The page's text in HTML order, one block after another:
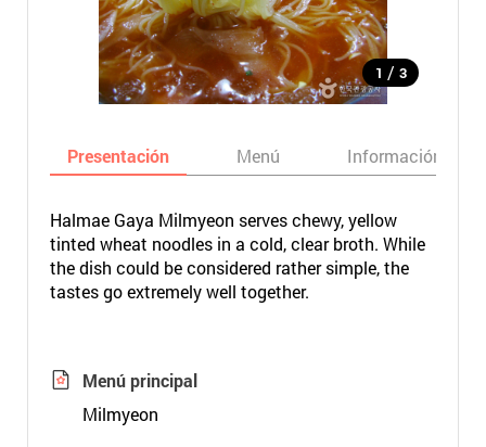
1 / 3
Presentación Menú Información
Halmae Gaya Milmyeon serves chewy, yellow
tinted wheat noodles in a cold, clear broth. While
the dish could be considered rather simple, the
tastes go extremely well together.
Menú principal
Milmyeon